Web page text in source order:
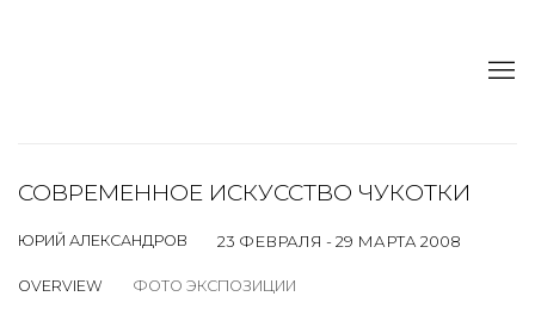
СОВРЕМЕННОЕ ИСКУССТВО ЧУКОТКИ
ЮРИЙ АЛЕКСАНДРОВ 23 ФЕВРАЛЯ - 29 МАРТА 2008
OVERVIEW ФОТО ЭКСПОЗИЦИИ